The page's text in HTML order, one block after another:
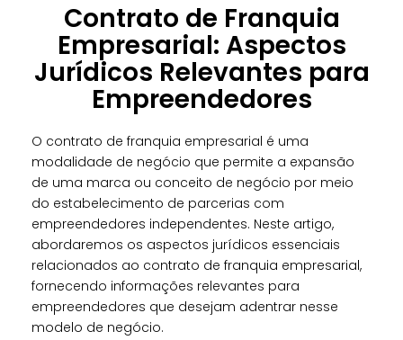
Contrato de Franquia
Empresarial: Aspectos
Jurídicos Relevantes para
Empreendedores
O contrato de franquia empresarial é uma
modalidade de negócio que permite a expansão
de uma marca ou conceito de negócio por meio
do estabelecimento de parcerias com
empreendedores independentes. Neste artigo,
abordaremos os aspectos jurídicos essenciais
relacionados ao contrato de franquia empresarial,
fornecendo informações relevantes para
empreendedores que desejam adentrar nesse
modelo de negócio.